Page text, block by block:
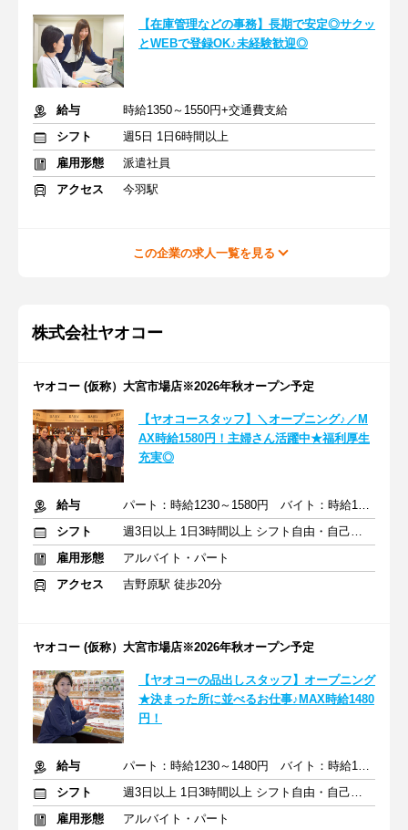
【在庫管理などの事務】長期で安定◎サクッ
とWEBで登録OK♪未経験歓迎◎
給与
時給1350～1550円+交通費支給
シフト
週5日 1日6時間以上
雇用形態
派遣社員
アクセス
今羽駅
この企業の求人一覧を見る
株式会社ヤオコー
ヤオコー (仮称）大宮市場店※2026年秋オープン予定
【ヤオコースタッフ】＼オープニング♪／M
AX時給1580円！主婦さん活躍中★福利厚生
充実◎
給与
パート：時給1230～1580円 バイト：時給1141円～
シフト
週3日以上 1日3時間以上 シフト自由・自己申告
雇用形態
アルバイト・パート
アクセス
吉野原駅 徒歩20分
ヤオコー (仮称）大宮市場店※2026年秋オープン予定
【ヤオコーの品出しスタッフ】オープニング
★決まった所に並べるお仕事♪MAX時給1480
円！
給与
パート：時給1230～1480円 バイト：時給1141円～
シフト
週3日以上 1日3時間以上 シフト自由・自己申告
雇用形態
アルバイト・パート